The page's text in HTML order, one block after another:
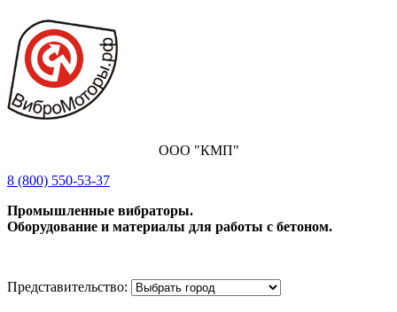
ООО "КМП"
8 (800) 550-53-37
Промышленные вибраторы.
Оборудование и материалы для работы с бетоном.
Представительство: